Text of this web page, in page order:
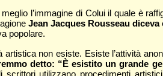
l’immagine di Colui il quale è
Jean Jacques Rousseau
popolare.
artistica non esiste. Esiste l’attività
detto: “È esistito un grande
scrittori utilizzano procedimenti